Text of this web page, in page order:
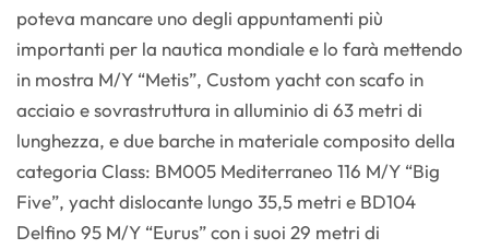
poteva mancare uno degli appuntamenti più
importanti per la nautica mondiale e lo farà mettendo
in mostra M/Y “Metis”, Custom yacht con scafo in
acciaio e sovrastruttura in alluminio di 63 metri di
lunghezza, e due barche in materiale composito della
categoria Class: BM005 Mediterraneo 116 M/Y “Big
Five”, yacht dislocante lungo 35,5 metri e BD104
Delfino 95 M/Y “Eurus” con i suoi 29 metri di